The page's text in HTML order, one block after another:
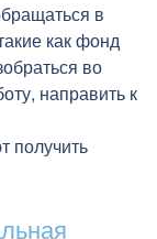
в
как фонд
во
направить к
получить